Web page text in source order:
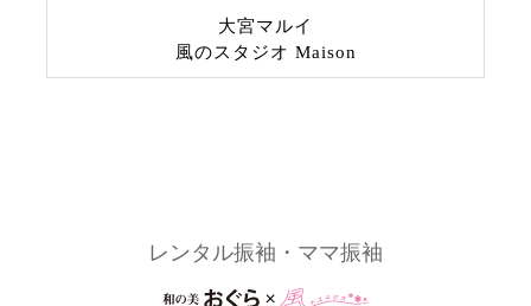
大宮マルイ
風のスタジオ Maison
レンタル振袖・ママ振袖